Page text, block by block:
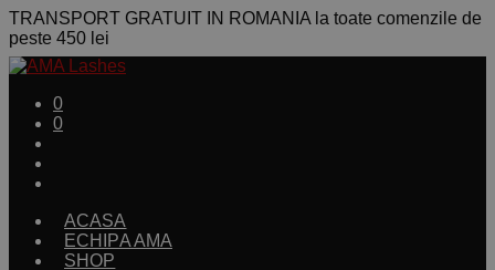
TRANSPORT GRATUIT IN ROMANIA la toate comenzile de
peste 450 lei
0
0
ACASA
ECHIPA AMA
SHOP